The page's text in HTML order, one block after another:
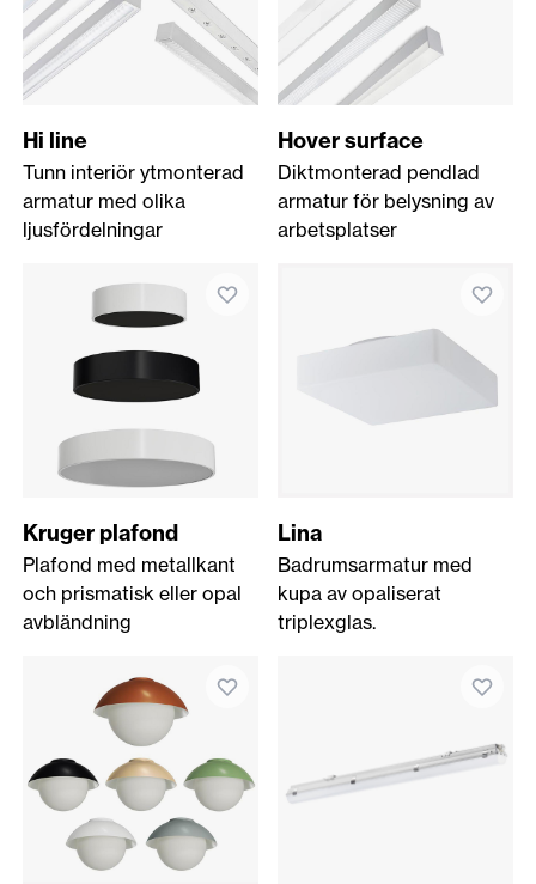
Hi line
Tunn interiör ytmonterad
armatur med olika
ljusfördelningar
Hover surface
Diktmonterad pendlad
armatur för belysning av
arbetsplatser
Kruger plafond
Plafond med metallkant
och prismatisk eller opal
avbländning
Lina
Badrumsarmatur med
kupa av opaliserat
triplexglas.